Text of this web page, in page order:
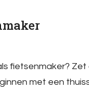
fietsenmaker?
met een